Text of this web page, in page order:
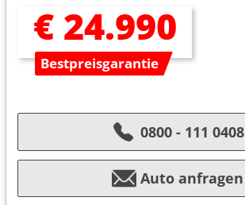
€ 24.990
Bestpreisgarantie
0800 - 111 0408
Auto anfragen